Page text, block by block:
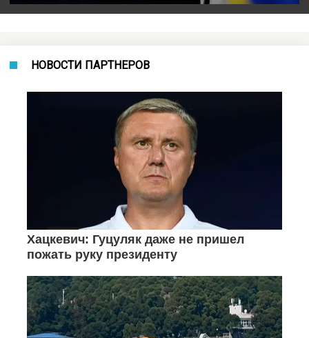
НОВОСТИ ПАРТНЕРОВ